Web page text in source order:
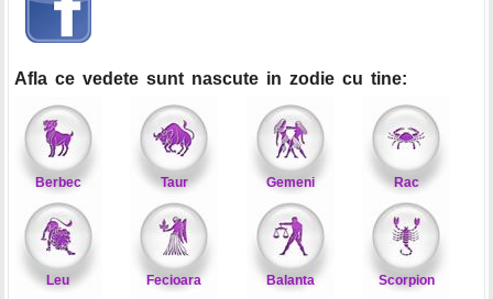
Afla ce vedete sunt nascute in zodie cu tine:
Berbec Taur Gemeni Rac
Leu Fecioara Balanta Scorpion